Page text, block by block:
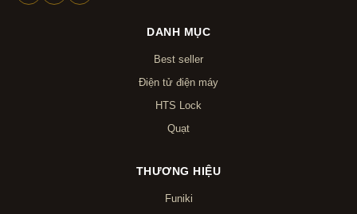
DANH MỤC
Best seller
Điện tử điện máy
HTS Lock
Quạt
THƯƠNG HIỆU
Funiki